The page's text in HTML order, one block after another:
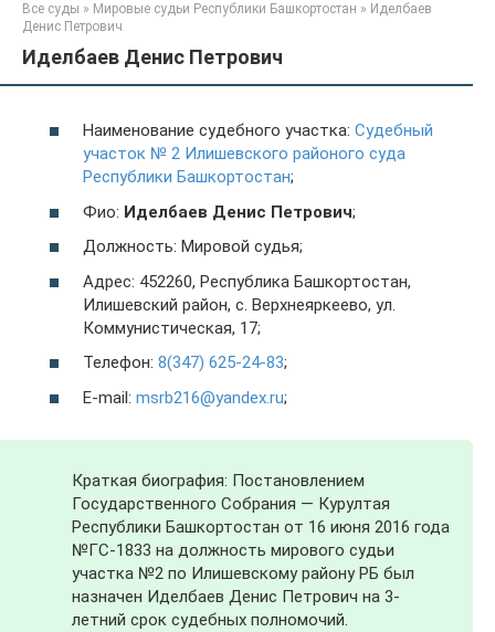
Все суды » Мировые судьи Республики Башкортостан » Иделбаев
Денис Петрович
Иделбаев Денис Петрович
Наименование судебного участка: Судебный
участок № 2 Илишевского районого суда
Республики Башкортостан;
Фио: Иделбаев Денис Петрович;
Должность: Мировой судья;
Адрес: 452260, Республика Башкортостан,
Илишевский район, с. Верхнеяркеево, ул.
Коммунистическая, 17;
Телефон: 8(347) 625-24-83;
E-mail: msrb216@yandex.ru;
Краткая биография: Постановлением
Государственного Собрания — Курултая
Республики Башкортостан от 16 июня 2016 года
№ГС-1833 на должность мирового судьи
участка №2 по Илишевскому району РБ был
назначен Иделбаев Денис Петрович на 3-
летний срок судебных полномочий.